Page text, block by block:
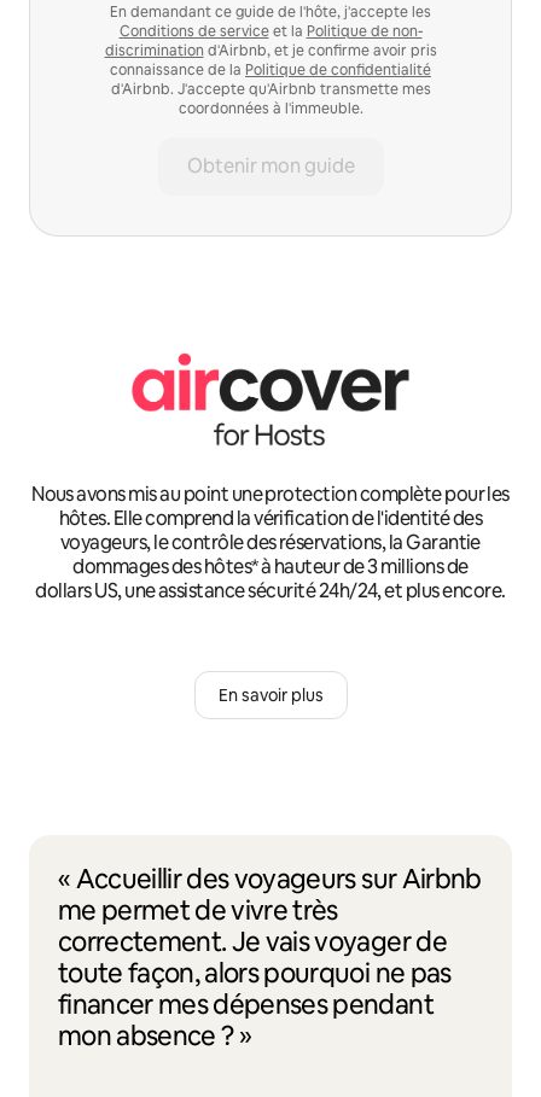
En demandant ce guide de l'hôte, j'accepte les
Conditions de serviceet la Politique de non-
discrimination d'Airbnb, et je confirme avoir pris
connaissance de la Politique de confidentialité
d'Airbnb. J'accepte qu'Airbnb transmette mes
coordonnées à l'immeuble.
Obtenir mon guide
Nous avons mis au point une protection complète pour les
hôtes. Elle comprend la vérification de l'identité des
voyageurs, le contrôle des réservations, la Garantie
dommages des hôtes* à hauteur de 3 millions de
dollars US, une assistance sécurité 24h/24, et plus encore.
En savoir plus
« Accueillir des voyageurs sur Airbnb
me permet de vivre très
correctement. Je vais voyager de
toute façon, alors pourquoi ne pas
financer mes dépenses pendant
mon absence ? »